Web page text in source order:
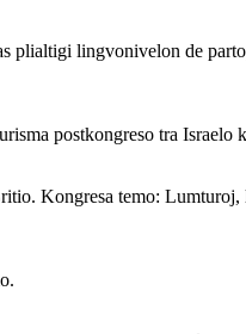
plialtigi lingvonivelon de
postkongreso tra
Kongresa temo: